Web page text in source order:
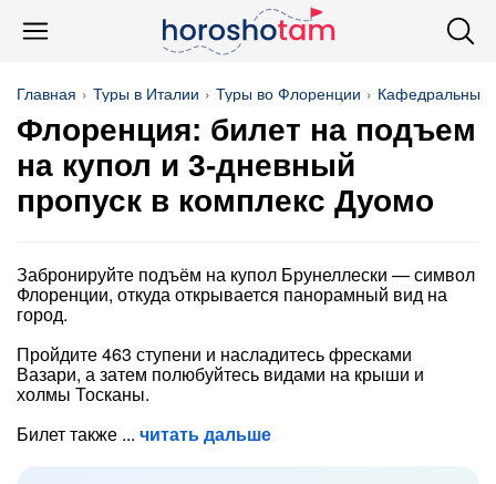
Главная Туры в Италии Туры во Флоренции Кафедральный
Флоренция: билет на подъем
на купол и 3-дневный
пропуск в комплекс Дуомо
Забронируйте подъём на купол Брунеллески — символ
Флоренции, откуда открывается панорамный вид на
город.
Пройдите 463 ступени и насладитесь фресками
Вазари, а затем полюбуйтесь видами на крыши и
холмы Тосканы.
Билет также
читать дальше